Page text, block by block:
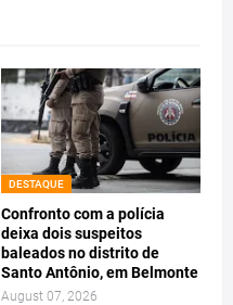
DESTAQUE
Confronto com a polícia
deixa dois suspeitos
baleados no distrito de
Santo Antônio, em Belmonte
August 07, 2026